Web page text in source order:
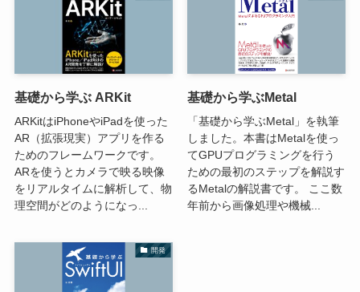
基礎から学ぶ ARKit
ARKitはiPhoneやiPadを使った
AR（拡張現実）アプリを作る
ためのフレームワークです。
ARを使うとカメラで映る映像
をリアルタイムに解析して、物
理空間がどのようになっ...
基礎から学ぶMetal
「基礎から学ぶMetal」を執筆
しました。本書はMetalを使っ
てGPUプログラミングを行う
ための最初のステップを解説す
るMetalの解説書です。 ここ数
年前から画像処理や機械...
開発